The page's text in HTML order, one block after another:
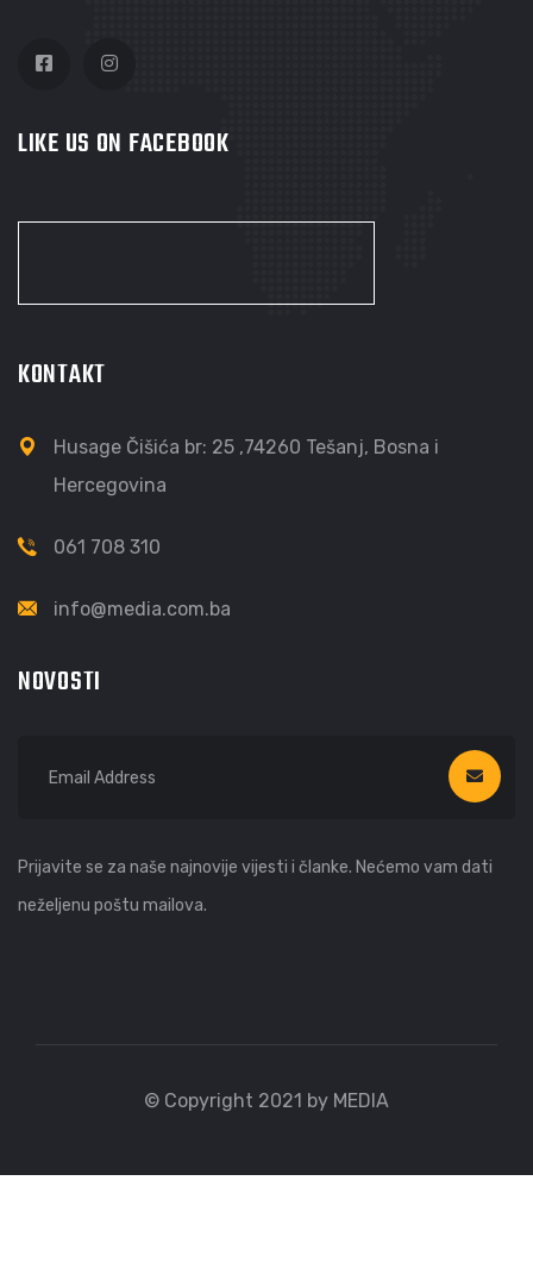
LIKE US ON FACEBOOK
KONTAKT
Husage Čišića br: 25 ,74260 Tešanj, Bosna i
Hercegovina
061 708 310
info@media.com.ba
NOVOSTI
Prijavite se za naše najnovije vijesti i članke. Nećemo vam dati
neželjenu poštu mailova.
© Copyright 2021 by MEDIA